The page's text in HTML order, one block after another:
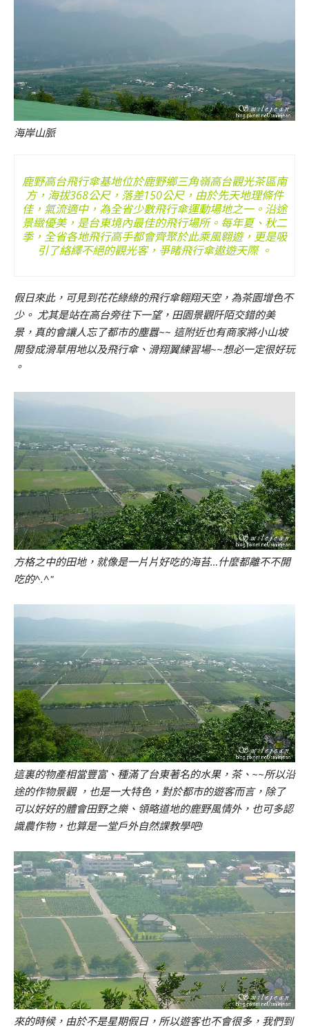
海岸山脈
鹿野高台飛行傘基地位於鹿野鄉三角嶺高台觀光茶區南
方，海拔368公尺，落差150公尺，由於先天地理條件
佳，氣流適中，為全省少數飛行傘運動場地之一。沿途
景緻優美，是台東境內最佳的飛行場所。每年夏、秋二
季，全省各地飛行高手都會齊聚於此乘風翱遊，更是吸
引了絡繹不絕的觀光客，爭睹飛行傘遨遊天際 。
假日來此，可見到花花綠綠的飛行傘翱翔天空，為茶園增色不
少。 尤其是站在高台旁往下一望，田園景觀阡陌交錯的美
景，真的會讓人忘了都市的塵囂~~ 這附近也有商家將小山坡
開發成滑草用地以及飛行傘、滑翔翼練習場~~想必一定很好玩
。
方格之中的田地，就像是一片片好吃的海苔…什麼都離不不開
吃的^.^"
這裏的物產相當豐富、種滿了台東著名的水果，茶、~~所以沿
途的作物景觀 ，也是一大特色，對於都市的遊客而言，除了
可以好好的體會田野之樂、領略道地的鹿野風情外，也可多認
識農作物，也算是一堂戶外自然課教學吧!
來的時候，由於不是星期假日，所以遊客也不會很多，我們到